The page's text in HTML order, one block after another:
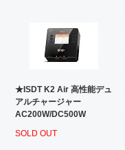
★ISDT K2 Air 高性能デュ
アルチャージャー
AC200W/DC500W
SOLD OUT